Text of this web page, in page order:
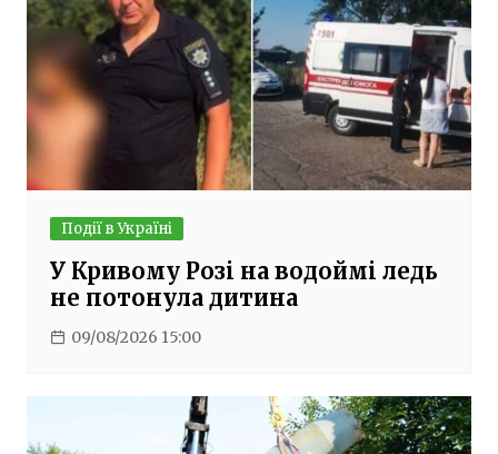
Події в Україні
У Кривому Розі на водоймі ледь
не потонула дитина
09/08/2026 15:00